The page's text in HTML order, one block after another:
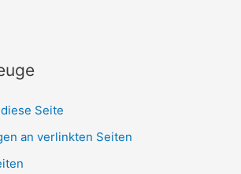
Seite
an verlinkten Seiten